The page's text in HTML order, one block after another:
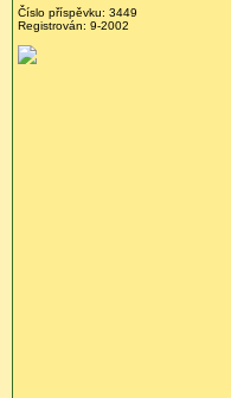
Číslo příspěvku: 3449
Registrován: 9-2002